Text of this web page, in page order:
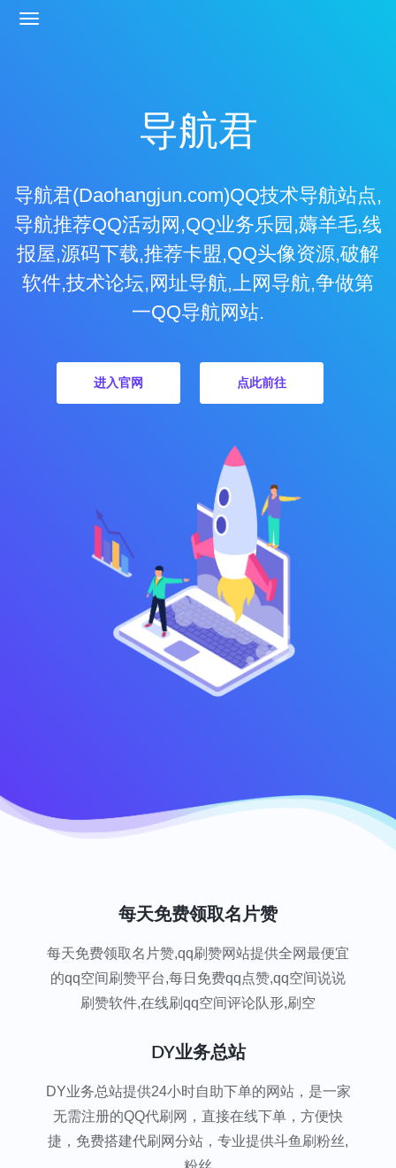
导航君
导航君(Daohangjun.com)QQ技术导航站点,
导航推荐QQ活动网,QQ业务乐园,薅羊毛,线
报屋,源码下载,推荐卡盟,QQ头像资源,破解
软件,技术论坛,网址导航,上网导航,争做第
一QQ导航网站.
进入官网 点此前往
每天免费领取名片赞
每天免费领取名片赞,qq刷赞网站提供全网最便宜
的qq空间刷赞平台,每日免费qq点赞,qq空间说说
刷赞软件,在线刷qq空间评论队形,刷空
DY业务总站
DY业务总站提供24小时自助下单的网站，是一家
无需注册的QQ代刷网，直接在线下单，方便快
捷，免费搭建代刷网分站，专业提供斗鱼刷粉丝,